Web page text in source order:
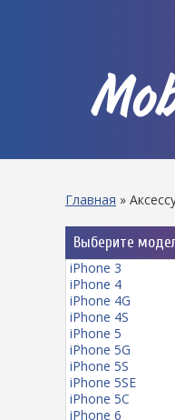
Главная »
Выберите
iPhone 3
iPhone 4
iPhone 4G
iPhone 4S
iPhone 5
iPhone 5G
iPhone 5S
iPhone 5SE
iPhone 5C
iPhone 6